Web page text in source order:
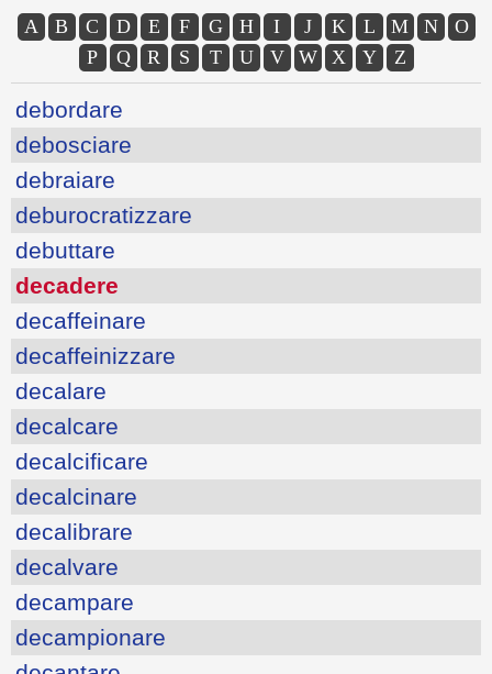
A B C D E F G H I J K L M N
O
P
Q R S T U V W X Y Z
debordare
debosciare
debraiare
deburocratizzare
debuttare
decadere
decaffeinare
decaffeinizzare
decalare
decalcare
decalcificare
decalcinare
decalibrare
decalvare
decampare
decampionare